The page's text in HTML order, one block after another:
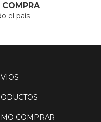
el país
COMPRAR